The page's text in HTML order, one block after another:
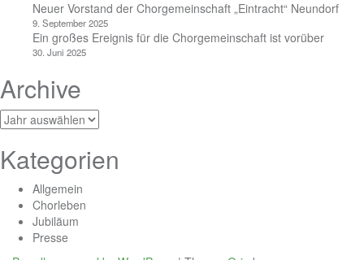
Neuer Vorstand der Chorgemeinschaft „Eintracht“ Neundorf
9. September 2025
Ein großes Ereignis für die Chorgemeinschaft ist vorüber
30. Juni 2025
Archive
Archiv
Kategorien
Allgemein
Chorleben
Jubiläum
Presse